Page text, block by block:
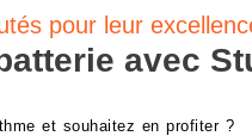
pour leur
avec
et souhaitez en profiter ?